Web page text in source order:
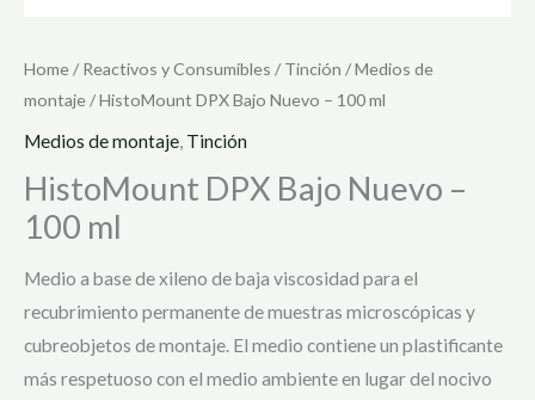
Home/Reactivos y Consumibles /Tinción /Medios de
montaje/ HistoMount DPX Bajo Nuevo – 100 ml
Medios de montaje, Tinción
HistoMount DPX Bajo Nuevo –
100 ml
Medio a base de xileno de baja viscosidad para el
recubrimiento permanente de muestras microscópicas y
cubreobjetos de montaje. El medio contiene un plastificante
más respetuoso con el medio ambiente en lugar del nocivo